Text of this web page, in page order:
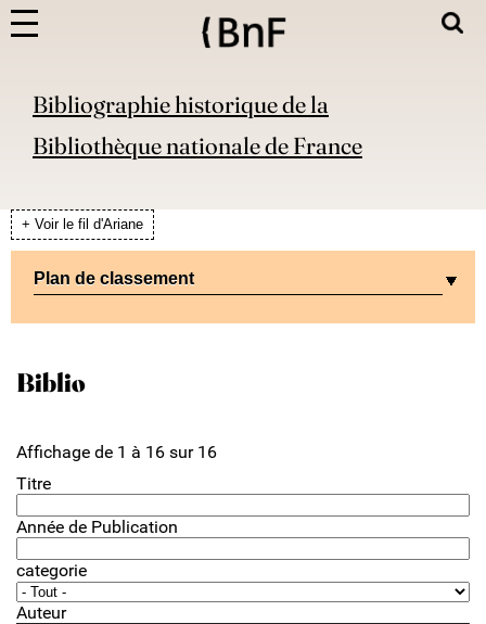
Bibliographie historique de la
Bibliothèque nationale de France
+ Voir le fil d'Ariane
Plan de classement
Biblio
Affichage de 1 à 16 sur 16
Titre
Année de Publication
categorie
Auteur